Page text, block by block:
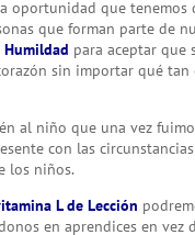
que tenemos
que forman parte de
Humildad para aceptar que
sin importar qué tan
al niño que una vez
con las
los niños.
L de Lección
en aprendices en vez